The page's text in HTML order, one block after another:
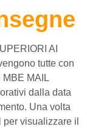
AI
tutte con
MAIL
dalla data
Una volta
per visualizzare il